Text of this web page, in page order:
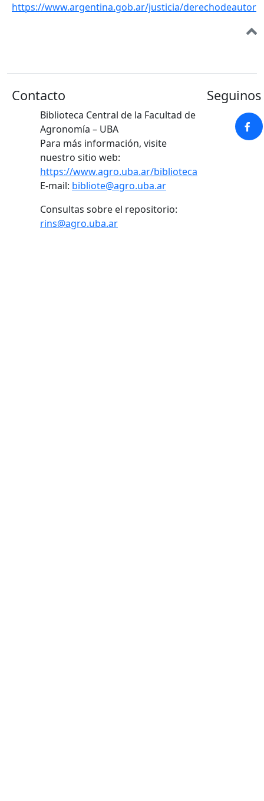
https://www.argentina.gob.ar/justicia/derechodeautor
Contacto
Biblioteca Central de la Facultad de
Agronomía – UBA
Para más información, visite
nuestro sitio web:
https://www.agro.uba.ar/biblioteca
E-mail: bibliote@agro.uba.ar
Consultas sobre el repositorio:
rins@agro.uba.ar